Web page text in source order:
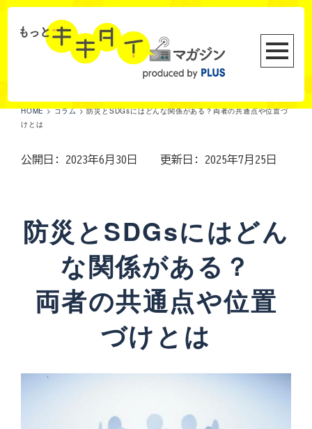
HOME>コラム>防災とSDGsにはどんな関係がある？両者の共通点や位置づ
けとは
公開日: 2023年6月30日 更新日: 2025年7月25日
防災とSDGsにはどん
な関係がある？
両者の共通点や位置
づけとは